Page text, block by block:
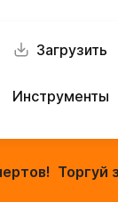
Загрузить
Инструменты
Торгуй